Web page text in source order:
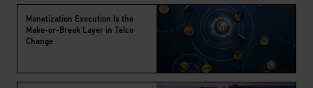
Monetization Execution Is the
Make-or-Break Layer in Telco
Change